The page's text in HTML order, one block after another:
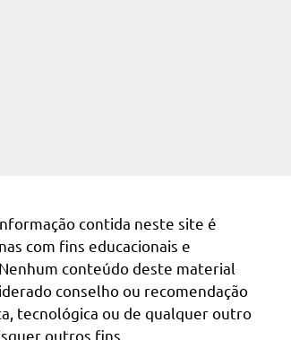
contida neste site é
com fins educacionais e
conteúdo deste material
conselho ou recomendação
tecnológica ou de qualquer outro
outros fins.